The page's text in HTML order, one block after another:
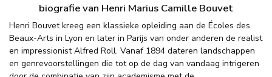
biografie van Henri Marius Camille Bouvet
Henri Bouvet kreeg een klassieke opleiding aan de Écoles des
Beaux-Arts in Lyon en later in Parijs van onder anderen de realist
en impressionist Alfred Roll. Vanaf 1894 dateren landschappen
en genrevoorstellingen die tot op de dag van vandaag intrigeren